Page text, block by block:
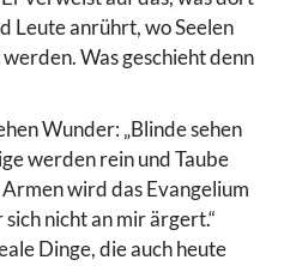
Leute anrührt, wo Seelen
Was geschieht denn
Wunder: „Blinde sehen
werden rein und Taube
wird das Evangelium
nicht an mir ärgert.“
Dinge, die auch heute